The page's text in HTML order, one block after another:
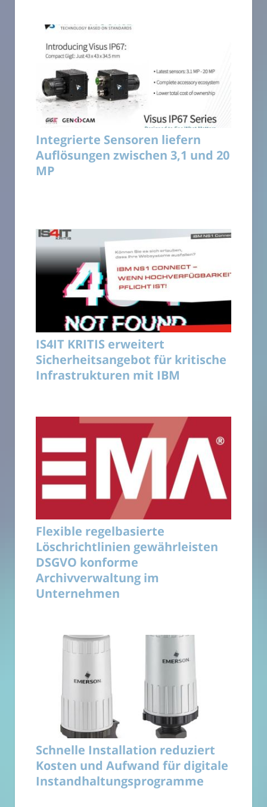
Integrierte Sensoren liefern
Auflösungen zwischen 3,1 und 20
MP
IS4IT KRITIS erweitert
Sicherheitsangebot für kritische
Infrastrukturen mit IBM
Flexible regelbasierte
Löschrichtlinien gewährleisten
DSGVO konforme
Archivverwaltung im
Unternehmen
Schnelle Installation reduziert
Kosten und Aufwand für digitale
Instandhaltungsprogramme